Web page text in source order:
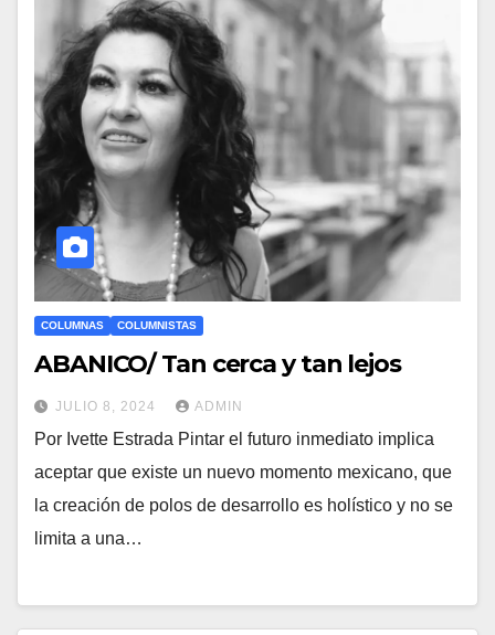
COLUMNAS COLUMNISTAS
ABANICO/ Tan cerca y tan lejos
JULIO 8, 2024 ADMIN
Por Ivette Estrada Pintar el futuro inmediato implica
aceptar que existe un nuevo momento mexicano, que
la creación de polos de desarrollo es holístico y no se
limita a una…